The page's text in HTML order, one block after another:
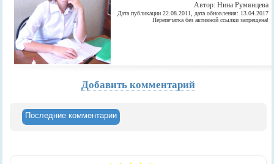
Автор: Нина Румянцева
Дата публикации 22.08.2011, дата обновления: 13.04.2017
Перепечатка без активной ссылки запрещена!
Добавить комментарий
Последние комментарии